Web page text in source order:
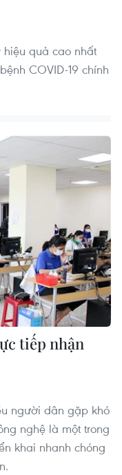
hiệu quả cao nhất
COVID-19 chính
tiếp nhận
người dân gặp khó
nghệ là một trong
khai nhanh chóng